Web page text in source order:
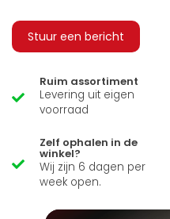
Stuur een bericht
Ruim assortiment
Levering uit eigen
voorraad
Zelf ophalen in de
winkel?
Wij zijn 6 dagen per
week open.